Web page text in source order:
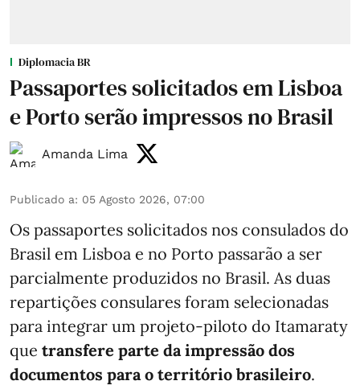
Diplomacia BR
Passaportes solicitados em Lisboa
e Porto serão impressos no Brasil
Amanda Lima
Publicado a: 05 Agosto 2026, 07:00
Os passaportes solicitados nos consulados do
Brasil em Lisboa e no Porto passarão a ser
parcialmente produzidos no Brasil. As duas
repartições consulares foram selecionadas
para integrar um projeto-piloto do Itamaraty
que transfere parte da impressão dos
documentos para o território brasileiro.